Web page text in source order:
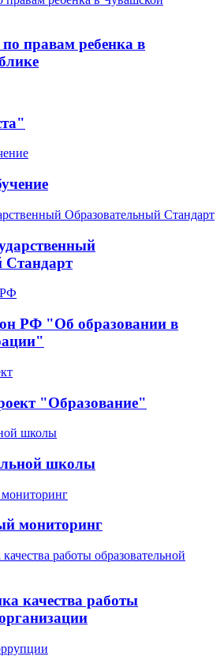
правам ребенка в
Стандарт
РФ "Об образовании в
"Образование"
школы
мониторинг
качества работы